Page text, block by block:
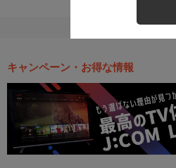
キャンペーン・お得な情報